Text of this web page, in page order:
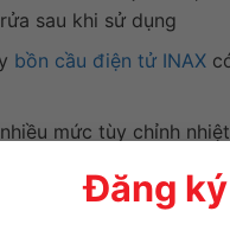
Đăng
sau khi sử dụng
bồn cầu điện tử INAX
mức tùy chỉnh
thấm đạt tiêu chuẩn
tiết kiệm 50% năng